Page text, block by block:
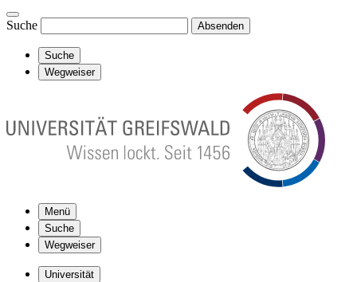
Suche Absenden
Suche
Wegweiser
Menü
Suche
Wegweiser
Universität